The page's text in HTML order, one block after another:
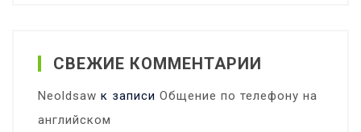
СВЕЖИЕ КОММЕНТАРИИ
Neoldsaw к записи Общение по телефону на
английском